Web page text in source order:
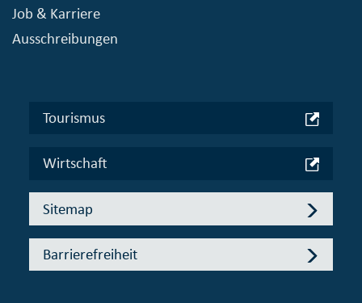
Job & Karriere
Ausschreibungen
Tourismus
Wirtschaft
Sitemap
Barrierefreiheit